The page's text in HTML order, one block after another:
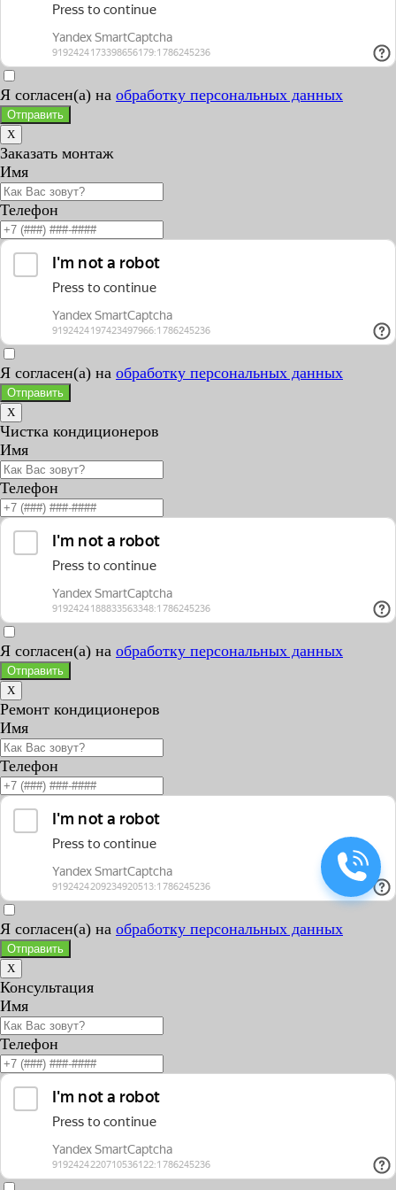
Я согласен(а) на обработку персональных данных
Отправить
X
Заказать монтаж
Имя
Телефон
Я согласен(а) на обработку персональных данных
Отправить
X
Чистка кондиционеров
Имя
Телефон
Я согласен(а) на обработку персональных данных
Отправить
X
Ремонт кондиционеров
Имя
Телефон
Я согласен(а) на обработку персональных данных
Отправить
X
Консультация
Имя
Телефон